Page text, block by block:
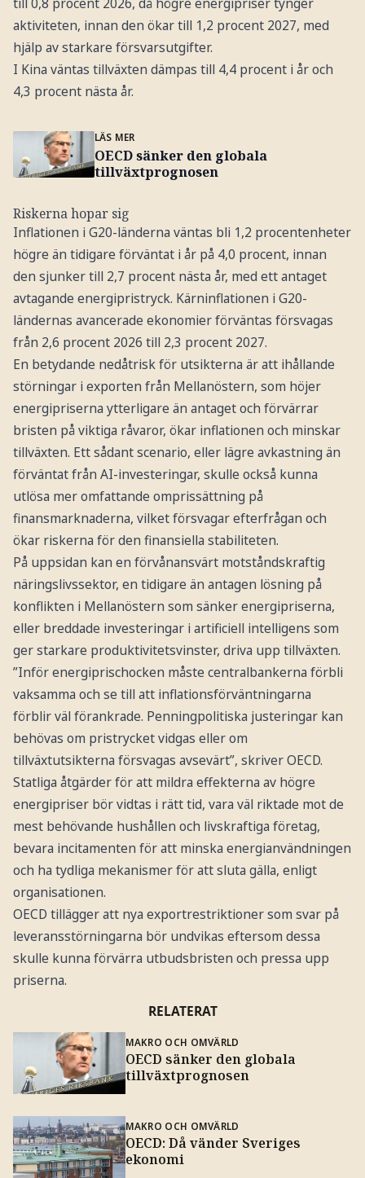
aktiviteten, innan den ökar till 1,2 procent 2027, med
hjälp av starkare försvarsutgifter.
I Kina väntas tillväxten dämpas till 4,4 procent i år och
4,3 procent nästa år.
LÄS MER
OECD sänker den globala
tillväxtprognosen
Riskerna hopar sig
Inflationen i G20-länderna väntas bli 1,2 procentenheter
högre än tidigare förväntat i år på 4,0 procent, innan
den sjunker till 2,7 procent nästa år, med ett antaget
avtagande energipristryck. Kärninflationen i G20-
ländernas avancerade ekonomier förväntas försvagas
från 2,6 procent 2026 till 2,3 procent 2027.
En betydande nedåtrisk för utsikterna är att ihållande
störningar i exporten från Mellanöstern, som höjer
energipriserna ytterligare än antaget och förvärrar
bristen på viktiga råvaror, ökar inflationen och minskar
tillväxten. Ett sådant scenario, eller lägre avkastning än
förväntat från AI-investeringar, skulle också kunna
utlösa mer omfattande omprissättning på
finansmarknaderna, vilket försvagar efterfrågan och
ökar riskerna för den finansiella stabiliteten.
På uppsidan kan en förvånansvärt motståndskraftig
näringslivssektor, en tidigare än antagen lösning på
konflikten i Mellanöstern som sänker energipriserna,
eller breddade investeringar i artificiell intelligens som
ger starkare produktivitetsvinster, driva upp tillväxten.
”Inför energiprischocken måste centralbankerna förbli
vaksamma och se till att inflationsförväntningarna
förblir väl förankrade. Penningpolitiska justeringar kan
behövas om pristrycket vidgas eller om
tillväxtutsikterna försvagas avsevärt”, skriver OECD.
Statliga åtgärder för att mildra effekterna av högre
energipriser bör vidtas i rätt tid, vara väl riktade mot de
mest behövande hushållen och livskraftiga företag,
bevara incitamenten för att minska energianvändningen
och ha tydliga mekanismer för att sluta gälla, enligt
organisationen.
OECD tillägger att nya exportrestriktioner som svar på
leveransstörningarna bör undvikas eftersom dessa
skulle kunna förvärra utbudsbristen och pressa upp
priserna.
RELATERAT
MAKRO OCH OMVÄRLD
OECD sänker den globala
tillväxtprognosen
MAKRO OCH OMVÄRLD
OECD: Då vänder Sveriges
ekonomi